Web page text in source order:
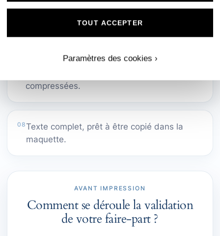
compressées.
08Texte complet, prêt à être copié dans la
maquette.
AVANT IMPRESSION
Comment se déroule la validation
de votre faire-part ?
Paramètres des cookies ›
TOUT ACCEPTER